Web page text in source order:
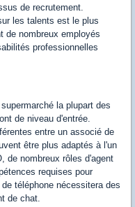
de recrutement.
les talents est le plus
de nombreux employés
professionnelles
la plupart des
de niveau d'entrée.
entre un associé de
être plus adaptés à l'un
de nombreux rôles d'agent
requises pour
téléphone nécessitera des
de chat.